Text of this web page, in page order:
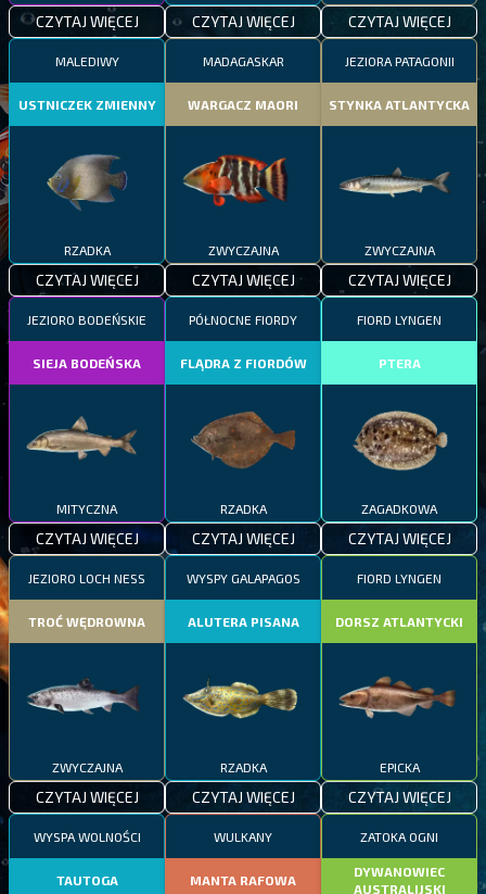
CZYTAJ WIĘCEJ CZYTAJ WIĘCEJ CZYTAJ WIĘCEJ
MALEDIWY
USTNICZEK ZMIENNY
RZADKA
CZYTAJ WIĘCEJ
MADAGASKAR
WARGACZ MAORI
ZWYCZAJNA
CZYTAJ WIĘCEJ
JEZIORA PATAGONII
STYNKA ATLANTYCKA
ZWYCZAJNA
CZYTAJ WIĘCEJ
JEZIORO BODEŃSKIE
SIEJA BODEŃSKA
MITYCZNA
CZYTAJ WIĘCEJ
PÓŁNOCNE FIORDY
FLĄDRA Z FIORDÓW
RZADKA
CZYTAJ WIĘCEJ
FIORD LYNGEN
PTERA
ZAGADKOWA
CZYTAJ WIĘCEJ
JEZIORO LOCH NESS
TROĆ WĘDROWNA
ZWYCZAJNA
CZYTAJ WIĘCEJ
WYSPY GALAPAGOS
ALUTERA PISANA
RZADKA
CZYTAJ WIĘCEJ
FIORD LYNGEN
DORSZ ATLANTYCKI
EPICKA
CZYTAJ WIĘCEJ
WYSPA WOLNOŚCI
TAUTOGA
WULKANY
MANTA RAFOWA
ZATOKA OGNI
DYWANOWIEC
AUSTRALIJSKI